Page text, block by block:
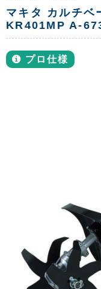
マキタ カルチベ
KR401MP A-
プロ仕様